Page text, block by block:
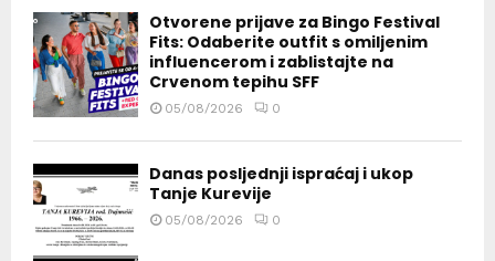
Otvorene prijave za Bingo Festival
Fits: Odaberite outfit s omiljenim
influencerom i zablistajte na
Crvenom tepihu SFF
05/08/2026 0
Danas posljednji ispraćaj i ukop
Tanje Kurevije
05/08/2026 0